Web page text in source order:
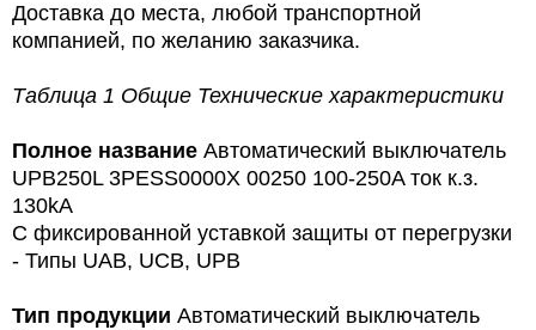
Доставка до места, любой транспортной
компанией, по желанию заказчика.
Таблица 1 Общие Технические характеристики
Полное название Автоматический выключатель
UPB250L 3PESS0000X 00250 100-250A ток к.з.
130kA
С фиксированной уставкой защиты от перегрузки
- Типы UAB, UCB, UPB
Тип продукции Автоматический выключатель